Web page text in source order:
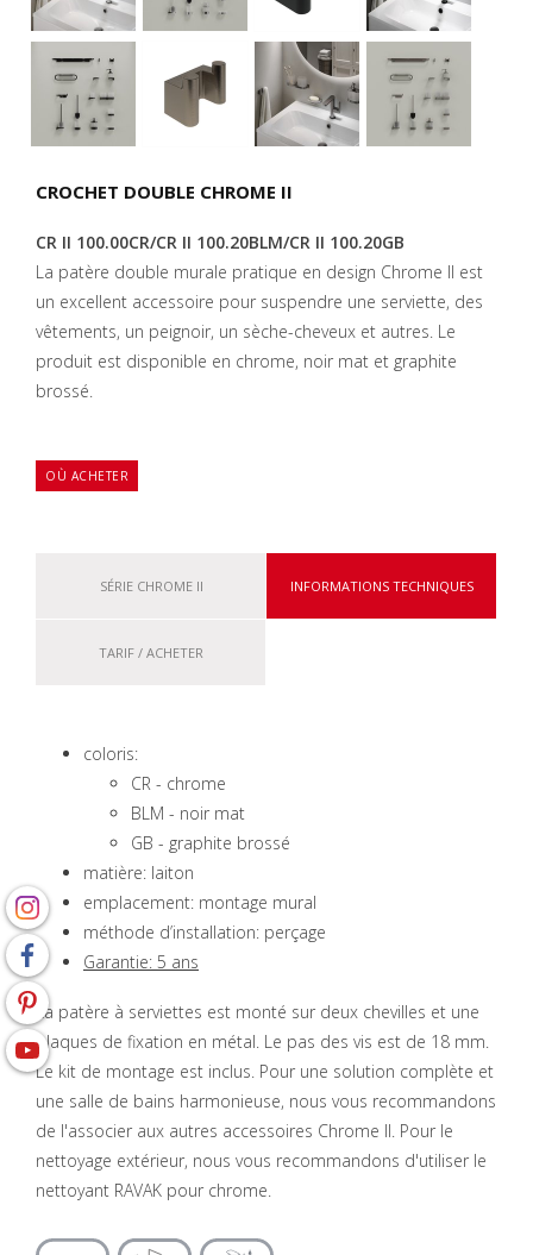
CROCHET DOUBLE CHROME II
CR II 100.00CR/CR II 100.20BLM/CR II 100.20GB
La patère double murale pratique en design Chrome II est
un excellent accessoire pour suspendre une serviette, des
vêtements, un peignoir, un sèche-cheveux et autres. Le
produit est disponible en chrome, noir mat et graphite
brossé.
OÙ ACHETER
SÉRIE CHROME II INFORMATIONS TECHNIQUES
TARIF / ACHETER
coloris:
CR - chrome
BLM - noir mat
GB - graphite brossé
matière: laiton
emplacement: montage mural
méthode d’installation: perçage
Garantie: 5 ans
La patère à serviettes est monté sur deux chevilles et une
plaques de fixation en métal. Le pas des vis est de 18 mm.
Le kit de montage est inclus. Pour une solution complète et
une salle de bains harmonieuse, nous vous recommandons
de l'associer aux autres accessoires Chrome II. Pour le
nettoyage extérieur, nous vous recommandons d'utiliser le
nettoyant RAVAK pour chrome.